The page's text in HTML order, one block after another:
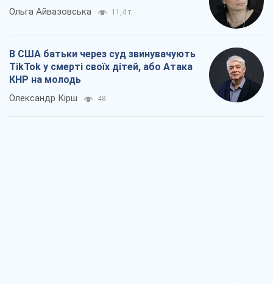
Ольга Айвазовська 11,4 т.
В США батьки через суд звинувачують
TikTok у смерті своїх дітей, або Атака
КНР на молодь
Олександр Кірш 48